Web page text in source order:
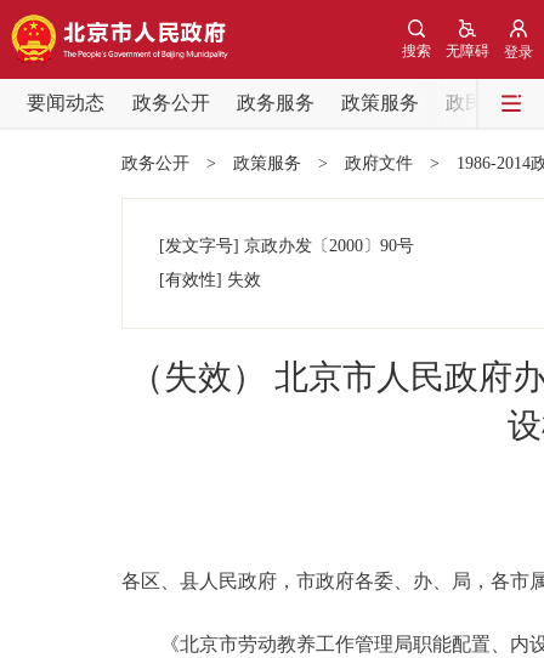
登录
无障碍
搜索
要闻动态 政务公开 政务服务 政策服务
政民互动
党中央精神
政务公开
政务公开 > 政策服务 > 政府文件 > 1986-2014
[发文字号] 京政办发 〔2000〕 90号
[有效性] 失效
（失效） 北京市人民政府
各区、县人民政府，市政府各委、办、局，各市
《北京市劳动教养工作管理局职能配置、内